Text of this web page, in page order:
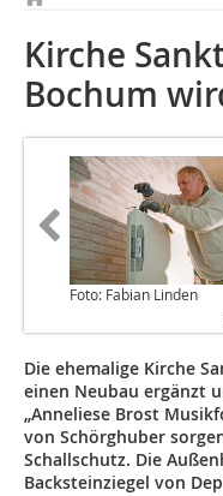
Kirche
Bochum
Foto: Fabian Linden
Die ehemalige Kirche
einen Neubau ergänzt
„Anneliese Brost
von Schörghuber
Schallschutz. Die
Backsteinziegel von